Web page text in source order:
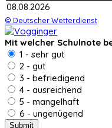
08.08.2026
© Deutscher Wetterdienst
Mit welcher Schulnote
1 - sehr gut
2 - gut
3 - befriedigend
4 - ausreichend
5 - mangelhaft
6 - ungenügend